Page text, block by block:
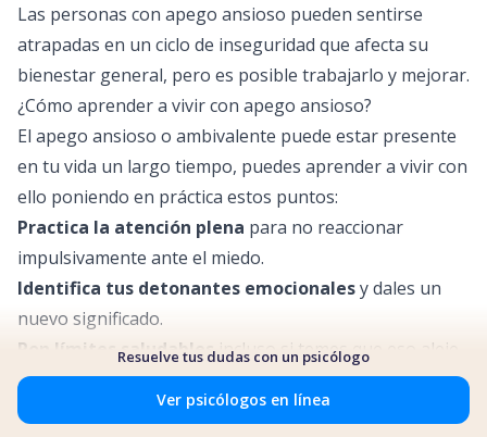
Las personas con apego ansioso pueden sentirse
atrapadas en un ciclo de inseguridad que afecta su
bienestar general, pero es posible trabajarlo y mejorar.
¿Cómo aprender a vivir con apego ansioso?
El apego ansioso o ambivalente puede estar presente
en tu vida un largo tiempo, puedes aprender a vivir con
ello poniendo en práctica estos puntos:
Practica la atención plena para no reaccionar
impulsivamente ante el miedo.
Identifica tus detonantes emocionalesy dales un
nuevo significado.
Pon límites saludablesincluso si temes que eso aleje
a otros.
Acepta que sentir ansiedad no significa que algo
Resuelve tus dudas con un psicólogo
Ver psicólogos en línea